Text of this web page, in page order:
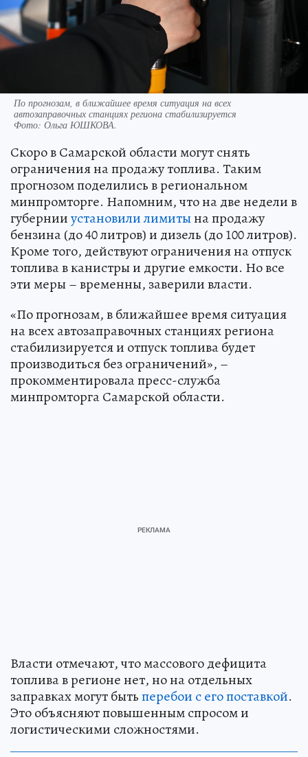
По прогнозам, в ближайшее время ситуация на всех
автозаправочных станциях региона стабилизируется
Фото: Ольга ЮШКОВА.
Скоро в Самарской области могут снять
ограничения на продажу топлива. Таким
прогнозом поделились в региональном
минпромторге. Напомним, что на две недели в
губернииустановили лимитына продажу
бензина (до 40 литров) и дизель (до 100 литров).
Кроме того, действуют ограничения на отпуск
топлива в канистры и другие емкости. Но все
эти меры – временны, заверили власти.
«По прогнозам, в ближайшее время ситуация
на всех автозаправочных станциях региона
стабилизируется и отпуск топлива будет
производиться без ограничений», –
прокомментировала пресс-служба
минпромторга Самарской области.
Власти отмечают, что массового дефицита
топлива в регионе нет, но на отдельных
заправках могут бытьперебои с его поставкой.
Это объясняют повышенным спросом и
логистическими сложностями.